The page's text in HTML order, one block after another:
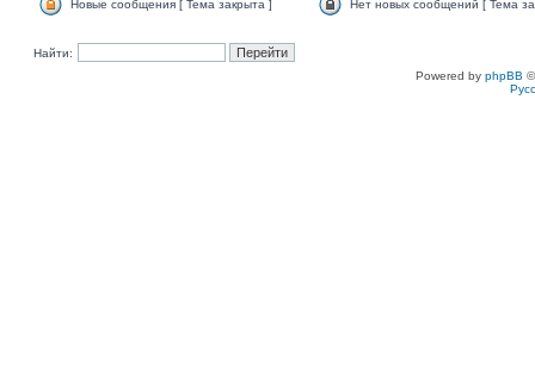
Новые сообщения [ Тема закрыта ] Нет новых сообщений [ Тема
Найти:
Powered by phpBB